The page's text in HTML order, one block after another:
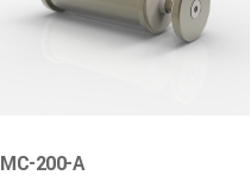
MC-200-A